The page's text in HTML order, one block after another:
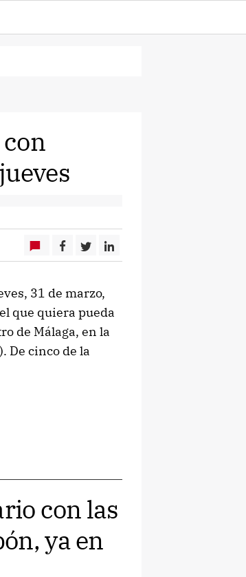
31 de marzo,
que quiera pueda
de Málaga, en la
De cinco de la
con las
ya en